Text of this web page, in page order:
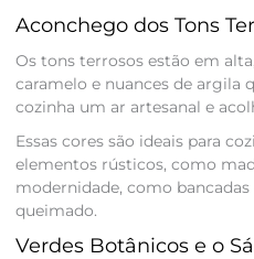
Aconchego dos Tons
Os tons terrosos estão em
caramelo e nuances de argila
cozinha um ar artesanal e
Essas cores são ideais para
elementos rústicos, como
modernidade, como
queimado.
Verdes Botânicos e o